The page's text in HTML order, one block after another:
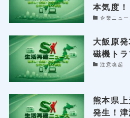
本気度！
企業ニュー
大飯原
磁機ト
注意喚起
熊本県
発生！